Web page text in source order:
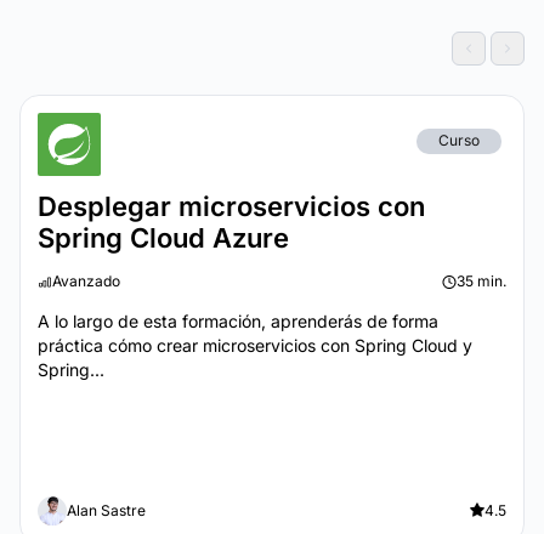
Curso
Desplegar microservicios con
Spring Cloud Azure
Avanzado 35 min.
A lo largo de esta formación, aprenderás de forma
práctica cómo crear microservicios con Spring Cloud y
Spring...
Alan Sastre 4.5